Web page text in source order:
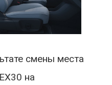
смены места
на